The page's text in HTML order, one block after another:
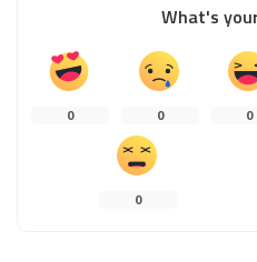
What's
0 0 0
0